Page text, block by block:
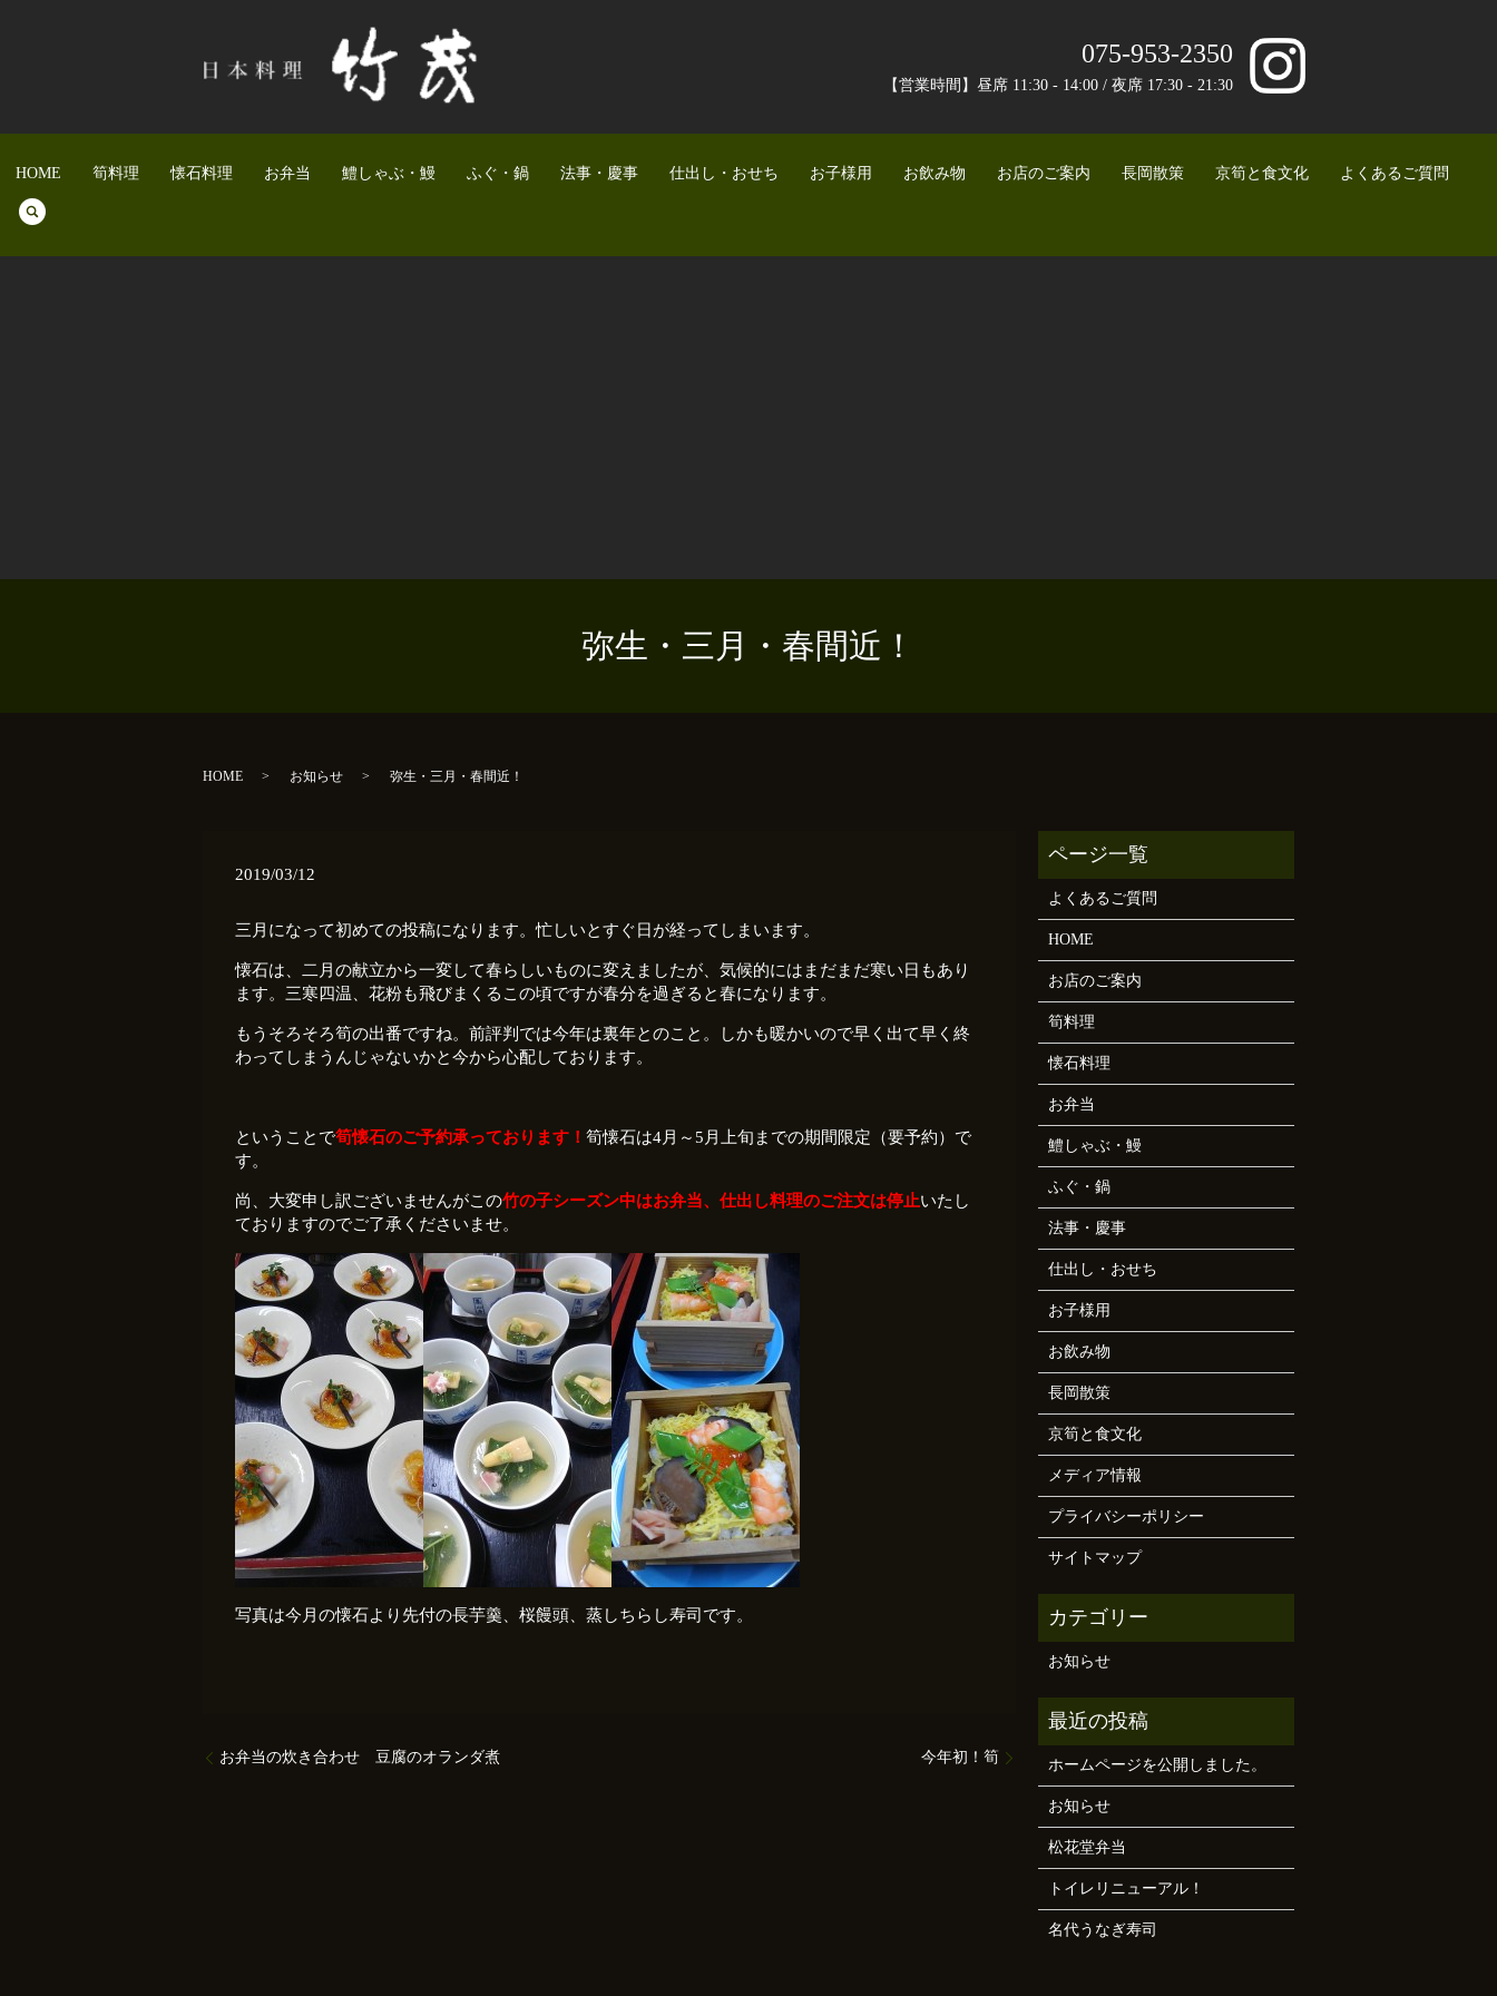
075-953-2350
【営業時間】昼席 11:30 - 14:00 / 夜席 17:30 - 21:30
HOME 筍料理 懐石料理 お弁当 鱧しゃぶ・鰻 ふぐ・鍋 法事・慶事 仕出し・おせち お子様用 お飲み物 お店のご案内 長岡散策 京筍と食文化 よくあるご質問
弥生・三月・春間近！
HOME お知らせ 弥生・三月・春間近！
2019/03/12
三月になって初めての投稿になります。忙しいとすぐ日が経ってしまいます。
懐石は、二月の献立から一変して春らしいものに変えましたが、気候的にはまだまだ寒い日もあり
ます。三寒四温、花粉も飛びまくるこの頃ですが春分を過ぎると春になります。
もうそろそろ筍の出番ですね。前評判では今年は裏年とのこと。しかも暖かいので早く出て早く終
わってしまうんじゃないかと今から心配しております。
ということで筍懐石のご予約承っております！筍懐石は4月～5月上旬までの期間限定（要予約）で
す。
尚、大変申し訳ございませんがこの竹の子シーズン中はお弁当、仕出し料理のご注文は停止いたし
ておりますのでご了承くださいませ。
写真は今月の懐石より先付の長芋羹、桜饅頭、蒸しちらし寿司です。
お弁当の炊き合わせ 豆腐のオランダ煮 今年初！筍
よくあるご質問
HOME
お店のご案内
筍料理
懐石料理
お弁当
鱧しゃぶ・鰻
ふぐ・鍋
法事・慶事
仕出し・おせち
お子様用
お飲み物
長岡散策
京筍と食文化
メディア情報
プライバシーポリシー
サイトマップ
お知らせ
ホームページを公開しました。
お知らせ
松花堂弁当
トイレリニューアル！
名代うなぎ寿司